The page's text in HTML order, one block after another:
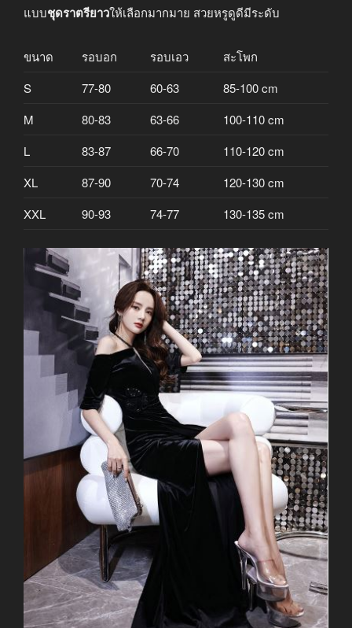
แบบชุดราตรียาวให้เลือกมากมาย สวยหรูดูดีมีระดับ
ขนาด รอบอก รอบเอว
สะโพก
S
77-80 60-63
85-100 cm
M
80-83 63-66
100-110 cm
L
83-87 66-70
110-120 cm
XL
87-90 70-74
120-130 cm
XXL
90-93 74-77 130-135 cm